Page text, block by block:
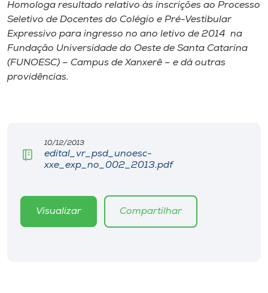
Cultura
CPA
Rádio
Museu
Homologa resultado relativo às inscrições ao Processo
Seletivo de Docentes do Colégio e Pré-Vestibular
Expressivo para ingresso no ano letivo de 2014 na
Fundação Universidade do Oeste de Santa Catarina
(FUNOESC) – Campus de Xanxerê – e dá outras
providências.
10/12/2013
edital_vr_psd_unoesc-
xxe_exp_no_002_2013.pdf
Visualizar Compartilhar